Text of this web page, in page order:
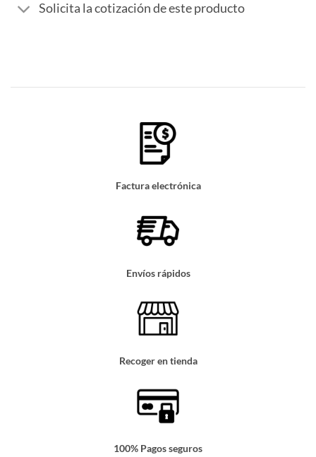
Solicita la cotización de este producto
Factura electrónica
Envíos rápidos
Recoger en tienda
100% Pagos seguros